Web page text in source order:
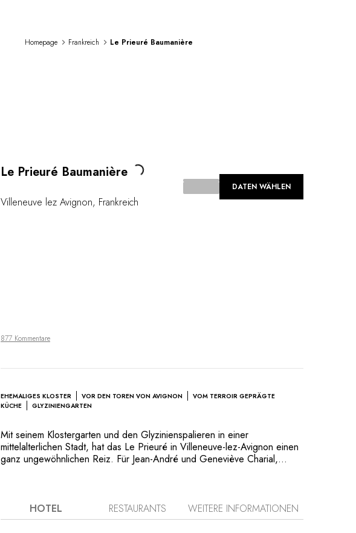
Homepage Frankreich Le Prieuré Baumanière
Le Prieuré Baumanière Loading...
Villeneuve lez Avignon, Frankreich
DATEN WÄHLEN
877 Kommentare
EHEMALIGES KLOSTER VOR DEN TOREN VON AVIGNON
VOM TERROIR GEPRÄGTE
KÜCHE
GLYZINIENGARTEN
Mit seinem Klostergarten und den Glyzinienspalieren in einer
mittelalterlichen Stadt, hat das Le Prieuré in Villeneuve-lez-Avignon einen
ganz ungewöhnlichen Reiz. Für Jean-André und Geneviève Charial,
zelebriert ganz besonders die Schätze der Region mit Gerichten wie
Foie gras, serviert mit Gariguette-Erdbeeren aus Nîmes oder gebratenen
HOTEL RESTAURANTS WEITERE INFORMATIONEN